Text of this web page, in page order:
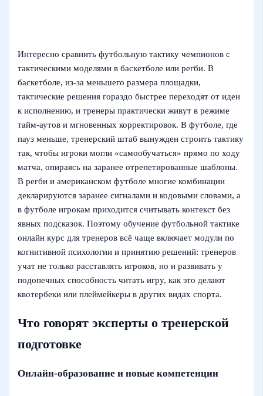
Интересно сравнить футбольную тактику чемпионов с
тактическими моделями в баскетболе или регби. В
баскетболе, из‑за меньшего размера площадки,
тактические решения гораздо быстрее переходят от идеи
к исполнению, и тренеры практически живут в режиме
тайм-аутов и мгновенных корректировок. В футболе, где
пауз меньше, тренерский штаб вынужден строить тактику
так, чтобы игроки могли «самообучаться» прямо по ходу
матча, опираясь на заранее отрепетированные шаблоны.
В регби и американском футболе многие комбинации
декларируются заранее сигналами и кодовыми словами, а
в футболе игрокам приходится считывать контекст без
явных подсказок. Поэтому обучение футбольной тактике
онлайн курс для тренеров всё чаще включает модули по
когнитивной психологии и принятию решений: тренеров
учат не только расставлять игроков, но и развивать у
подопечных способность читать игру, как это делают
квотербеки или плеймейкеры в других видах спорта.
Что говорят эксперты о тренерской
подготовке
Онлайн-образование и новые компетенции